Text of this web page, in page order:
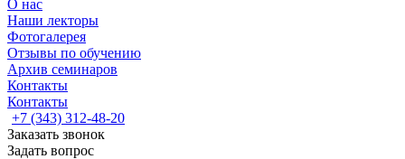
О нас
Наши лекторы
Фотогалерея
Отзывы по обучению
Архив семинаров
Контакты
Контакты
+7 (343) 312-48-20
Заказать звонок
Задать вопрос